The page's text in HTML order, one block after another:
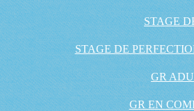
STAGE
STAGE DE
GR
GR EN